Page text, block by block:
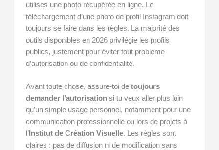
utilises une photo récupérée en ligne. Le
téléchargement d’une photo de profil Instagram doit
toujours se faire dans les règles. La majorité des
outils disponibles en 2026 privilégie les profils
publics, justement pour éviter tout problème
d’autorisation ou de confidentialité.
Avant toute chose, assure-toi detoujours
demander l’autorisation si tu veux aller plus loin
qu’un simple usage personnel, notamment pour une
communication professionnelle ou lors de projets à
l’ Institut de Création Visuelle. Les règles sont
claires : pas de diffusion ni de modification sans